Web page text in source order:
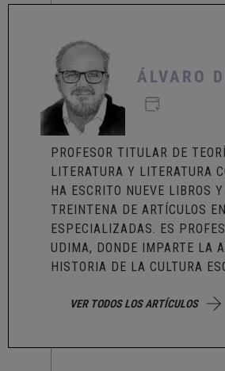
ÁLVARO
PROFESOR TITULAR DE
LITERATURA Y LITERATURA
HA ESCRITO NUEVE LIBROS
TREINTENA DE ARTÍCULOS
ESPECIALIZADAS. ES
UDIMA, DONDE IMPARTE LA
HISTORIA DE LA CULTURA
VER TODOS LOS ARTÍCULOS